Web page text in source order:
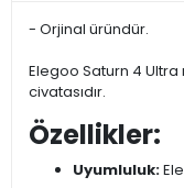
- Orjinal üründür.
Elegoo Saturn 4
civatasıdır.
Özellikler:
Uyumluluk: